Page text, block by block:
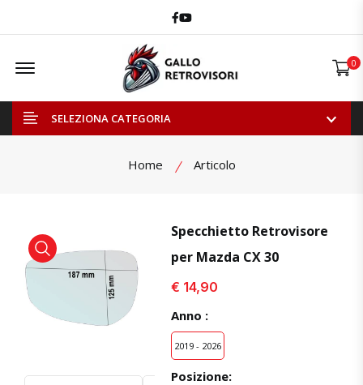
Facebook
Youtube
Offcanvas Menu Open 0
SELEZIONA CATEGORIA
Home Articolo
visualizza prodotto visualizza prodotto
Specchietto Retrovisore
per Mazda CX 30
€ 14,90
Anno :
2019 - 2026
Posizione: